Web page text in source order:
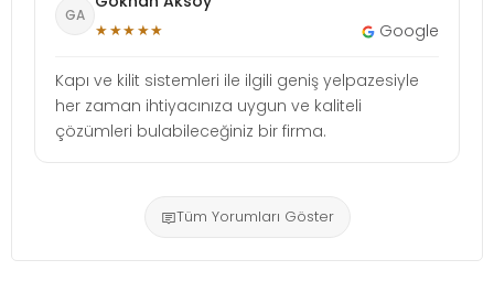
GA
★★★★★ Google
Kapı ve kilit sistemleri ile ilgili geniş yelpazesiyle
her zaman ihtiyacınıza uygun ve kaliteli
çözümleri bulabileceğiniz bir firma.
Tüm Yorumları Göster